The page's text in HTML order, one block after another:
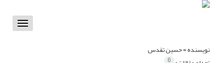
Toggle
نویسنده =حسین تقدس
6